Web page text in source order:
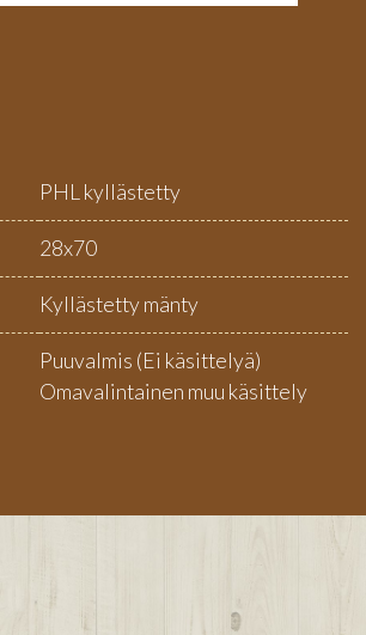
PHL kyllästetty
28x70
Kyllästetty mänty
Puuvalmis (Ei käsittelyä)
Omavalintainen muu käsittely